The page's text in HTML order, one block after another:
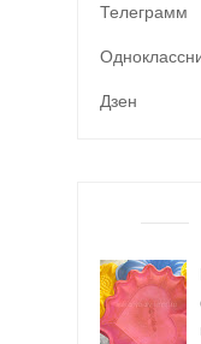
Телеграмм
Дзен